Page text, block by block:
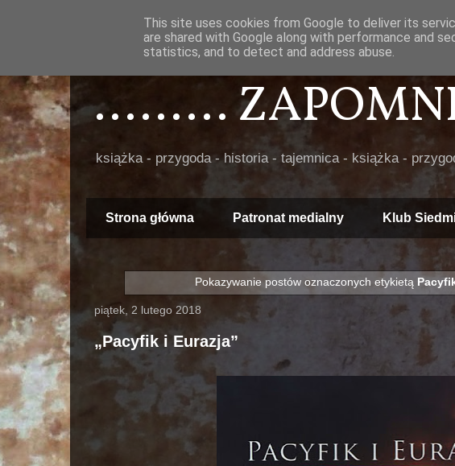
.........
książka - przygoda - historia - tajemnica - książka -
Strona główna Patronat medialny Klub
Pokazywanie postów oznaczonych etykietą
piątek, 2 lutego 2018
„Pacyfik i Eurazja”
This site uses cookies from Google to deliver its
are shared with Google along with performance and
statistics, and to detect and address abuse.